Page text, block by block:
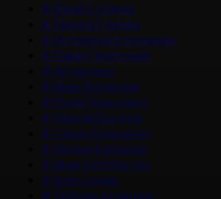
# Юрий Стоянов
#Лариса Гузеева
# История его служанки
# Павел Прилучный
#Актер кино
# Иван Янковский
# Юлия Пересильд
# Сергей Бурунов
# Сарик Андреасян
# Михаил Ефремов
# Иван Охлобыстин
# Влад Ценев
# Любовь Аксенова